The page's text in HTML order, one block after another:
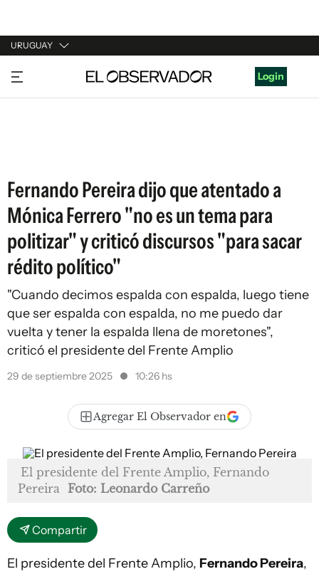
URUGUAY
URUGUAY
ARGENTINA
Login
Fernando Pereira dijo que atentado a
Mónica Ferrero "no es un tema para
politizar" y criticó discursos "para sacar
rédito político"
"Cuando decimos espalda con espalda, luego tiene
que ser espalda con espalda, no me puedo dar
vuelta y tener la espalda llena de moretones",
criticó el presidente del Frente Amplio
29 de septiembre 2025 10:26 hs
Agregar El Observador en
El presidente del Frente Amplio, Fernando
Pereira Foto: Leonardo Carreño
Compartir
El presidente del Frente Amplio, Fernando Pereira,